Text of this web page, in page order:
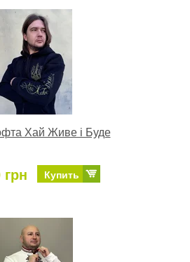
Хай Живе і Буде
грн Купить